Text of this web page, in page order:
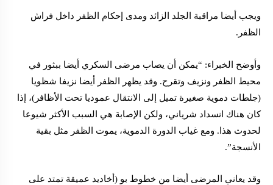
ويجب أيضا مراقبة الجلد الزائد ومدى إحكام الظفر داخل فراش
الظفر.
وأوضح الخبراء: “يمكن أن يصاب مرضى السكري أيضا ببثور في
محيط الظفر ونزيف وتقرح. وقد يظهر الظفر أيضا نزيفا شظويا
(جلطات دموية صغيرة تميل إلى الانتقال عموديا تحت الأظافر)، إذا
كان هناك انسداد شرياني، ولكن الإصابة هي السبب الأكثر شيوعا
لحدوث هذا. ومع غياب الدورة الدموية، يموت الظفر مثل بقية
الأنسجة”.
وقد يعاني المرضى أيضا من خطوط بو (أخاديد عميقة تمتد على